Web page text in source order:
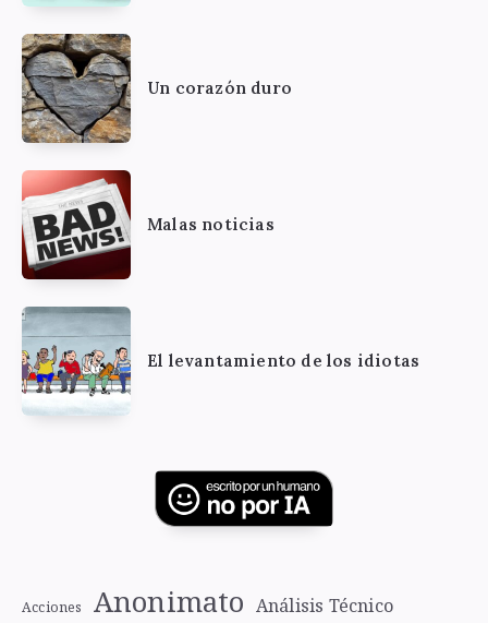
Un corazón duro
Malas noticias
El levantamiento de los idiotas
Acciones Anonimato Análisis Técnico